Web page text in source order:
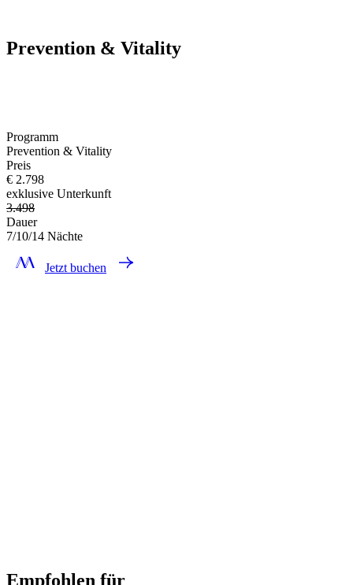
Prevention & Vitality
Programm
Prevention & Vitality
Preis
€ 2.798
exklusive Unterkunft
3.498
Dauer
7/10/14 Nächte
Jetzt buchen
Empfohlen für